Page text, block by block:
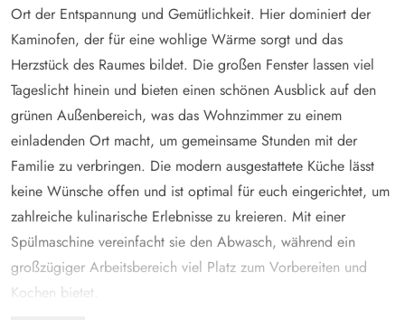
Ort der Entspannung und Gemütlichkeit. Hier dominiert der
Kaminofen, der für eine wohlige Wärme sorgt und das
Herzstück des Raumes bildet. Die großen Fenster lassen viel
Tageslicht hinein und bieten einen schönen Ausblick auf den
grünen Außenbereich, was das Wohnzimmer zu einem
einladenden Ort macht, um gemeinsame Stunden mit der
Familie zu verbringen. Die modern ausgestattete Küche lässt
keine Wünsche offen und ist optimal für euch eingerichtet, um
zahlreiche kulinarische Erlebnisse zu kreieren. Mit einer
Spülmaschine vereinfacht sie den Abwasch, während ein
großzügiger Arbeitsbereich viel Platz zum Vorbereiten und
Kochen bietet.